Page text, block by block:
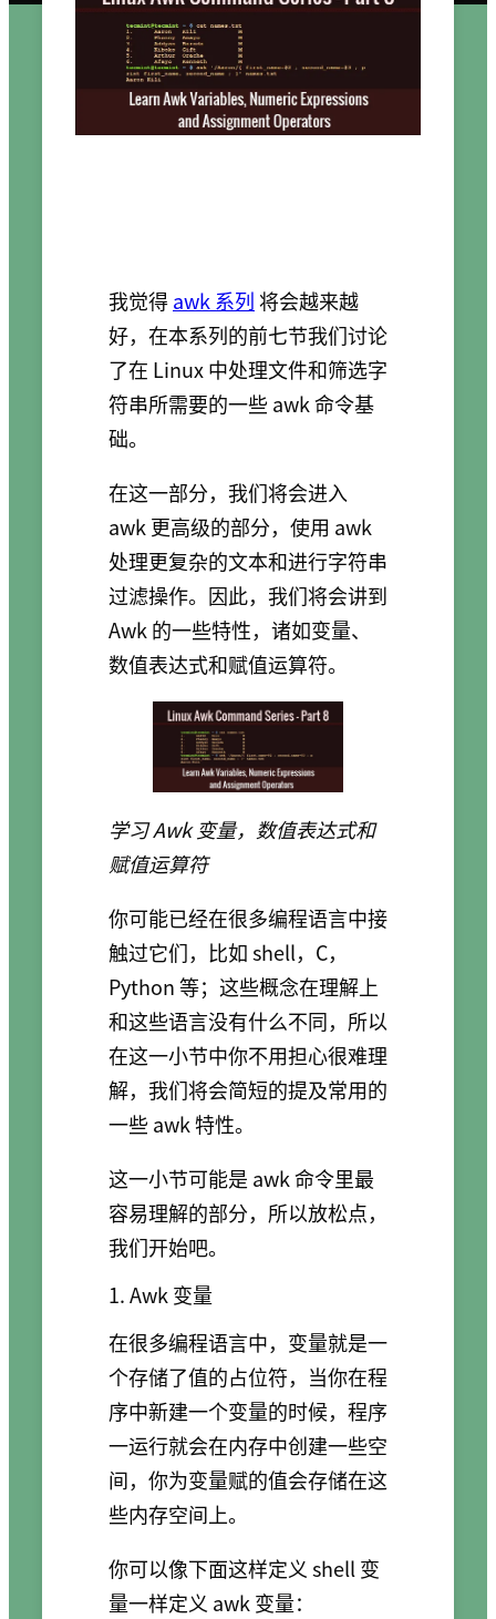
我觉得awk 系列将会越来越
好，在本系列的前七节我们讨论
了在 Linux 中处理文件和筛选字
符串所需要的一些 awk 命令基
础。
在这一部分，我们将会进入
awk 更高级的部分，使用 awk
处理更复杂的文本和进行字符串
过滤操作。因此，我们将会讲到
Awk 的一些特性，诸如变量、
数值表达式和赋值运算符。
学习 Awk 变量，数值表达式和
赋值运算符
你可能已经在很多编程语言中接
触过它们，比如 shell，C，
Python 等；这些概念在理解上
和这些语言没有什么不同，所以
在这一小节中你不用担心很难理
解，我们将会简短的提及常用的
一些 awk 特性。
这一小节可能是 awk 命令里最
容易理解的部分，所以放松点，
我们开始吧。
1. Awk 变量
在很多编程语言中，变量就是一
个存储了值的占位符，当你在程
序中新建一个变量的时候，程序
一运行就会在内存中创建一些空
间，你为变量赋的值会存储在这
些内存空间上。
你可以像下面这样定义 shell 变
量一样定义 awk 变量：